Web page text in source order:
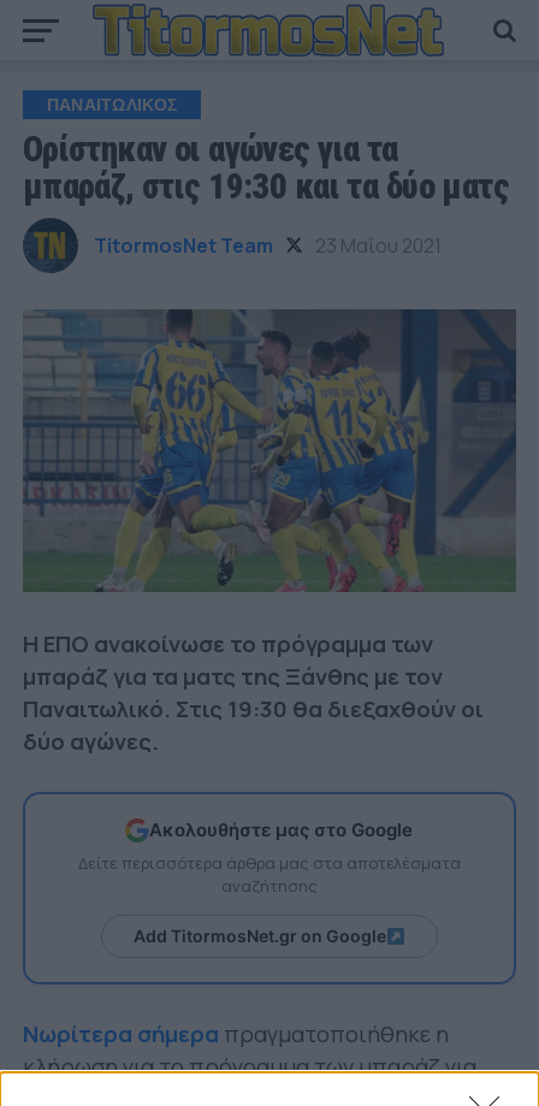
ΠΑΝΑΙΤΩΛΙΚΟΣ
Ορίστηκαν οι αγώνες για τα
μπαράζ, στις 19:30 και τα δύο ματς
TitormosNet Team 23 Μαΐου 2021
Η ΕΠΟ ανακοίνωσε το πρόγραμμα των
μπαράζ για τα ματς της Ξάνθης με τον
Παναιτωλικό. Στις 19:30 θα διεξαχθούν οι
δύο αγώνες.
Ακολουθήστε μας στο Google
Δείτε περισσότερα άρθρα μας στα αποτελέσματα
αναζήτησης
Add TitormosNet.gr on Google
Νωρίτερα σήμερα πραγματοποιήθηκε η
κλήρωση για το πρόγραμμα των μπαράζ για